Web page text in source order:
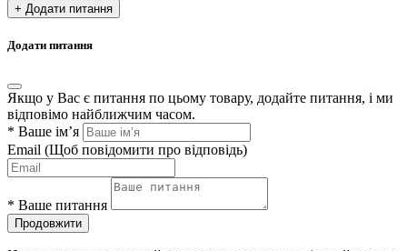
+ Додати питання
Додати питання
Якщо у Вас є питання по цьому товару, додайте питання, і ми
відповімо найближчим часом.
* Ваше ім’я
Email (Щоб повідомити про відповідь)
* Ваше питання
Продовжити